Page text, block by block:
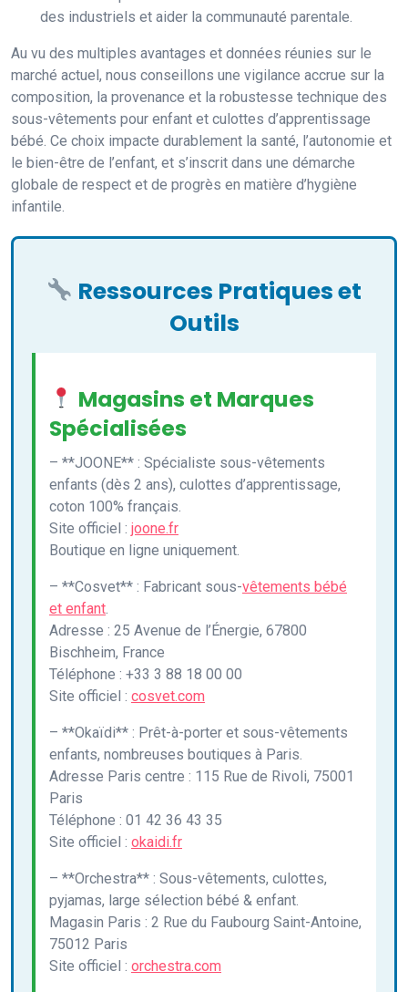
des industriels et aider la communauté parentale.
Au vu des multiples avantages et données réunies sur le
marché actuel, nous conseillons une vigilance accrue sur la
composition, la provenance et la robustesse technique des
sous-vêtements pour enfant et culottes d’apprentissage
bébé. Ce choix impacte durablement la santé, l’autonomie et
le bien-être de l’enfant, et s’inscrit dans une démarche
globale de respect et de progrès en matière d’hygiène
infantile.
Ressources Pratiques et
Outils
Magasins et Marques
Spécialisées
– **JOONE** : Spécialiste sous-vêtements
enfants (dès 2 ans), culottes d’apprentissage,
coton 100% français.
Site officiel : joone.fr
Boutique en ligne uniquement.
– **Cosvet** : Fabricant sous-vêtements bébé
et enfant
Adresse : 25 Avenue de l’Énergie, 67800
Bischheim, France
Téléphone : +33 3 88 18 00 00
Site officiel : cosvet.com
– **Okaïdi** : Prêt-à-porter et sous-vêtements
enfants, nombreuses boutiques à Paris.
Adresse Paris centre : 115 Rue de Rivoli, 75001
Paris
Téléphone : 01 42 36 43 35
Site officiel : okaidi.fr
– **Orchestra** : Sous-vêtements, culottes,
pyjamas, large sélection bébé & enfant.
Magasin Paris : 2 Rue du Faubourg Saint-Antoine,
75012 Paris
Site officiel : orchestra.com